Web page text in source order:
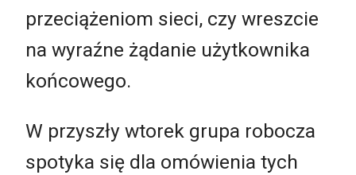
przeciążeniom sieci, czy wreszcie
na wyraźne żądanie użytkownika
końcowego.
W przyszły wtorek grupa robocza
spotyka się dla omówienia tych